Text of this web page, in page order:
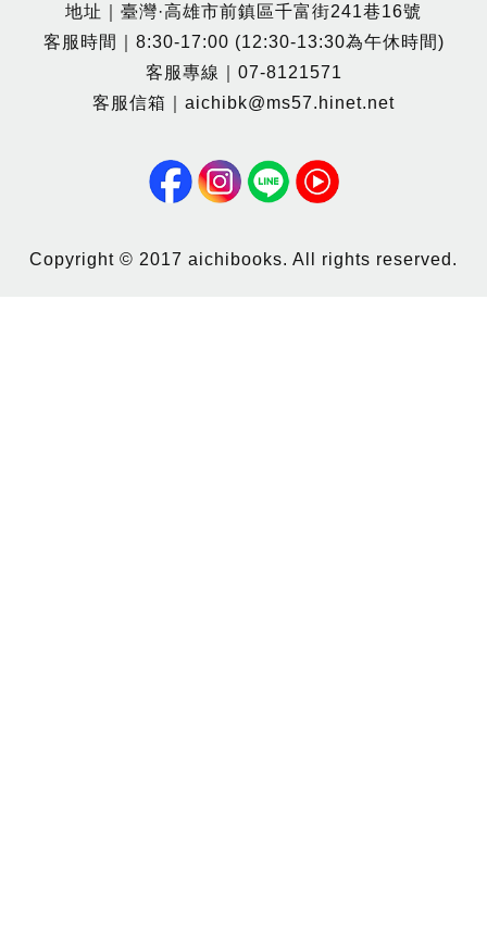
地址｜臺灣·高雄市前鎮區千富街241巷16號
客服時間｜8:30-17:00 (12:30-13:30為午休時間)
客服專線｜07-8121571
客服信箱｜aichibk@ms57.hinet.net
Copyright © 2017 aichibooks. All rights reserved.